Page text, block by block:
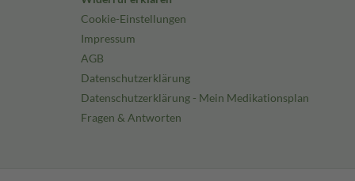
Cookie-Einstellungen
Impressum
AGB
Datenschutzerklärung
Datenschutzerklärung - Mein Medikationsplan
Fragen & Antworten